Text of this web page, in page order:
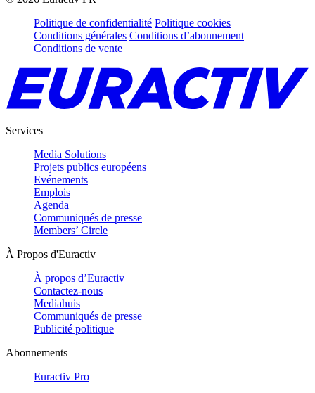
Politique de confidentialité Politique cookies
Conditions générales Conditions d’abonnement
Conditions de vente
Services
Media Solutions
Projets publics européens
Evénements
Emplois
Agenda
Communiqués de presse
Members’ Circle
À Propos d'Euractiv
À propos d’Euractiv
Contactez-nous
Mediahuis
Communiqués de presse
Publicité politique
Abonnements
Euractiv Pro